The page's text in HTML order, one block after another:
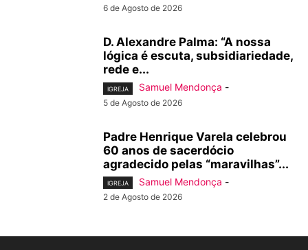
6 de Agosto de 2026
D. Alexandre Palma: “A nossa
lógica é escuta, subsidiariedade,
rede e...
IGREJA Samuel Mendonça -
5 de Agosto de 2026
Padre Henrique Varela celebrou
60 anos de sacerdócio
agradecido pelas “maravilhas”...
IGREJA Samuel Mendonça -
2 de Agosto de 2026